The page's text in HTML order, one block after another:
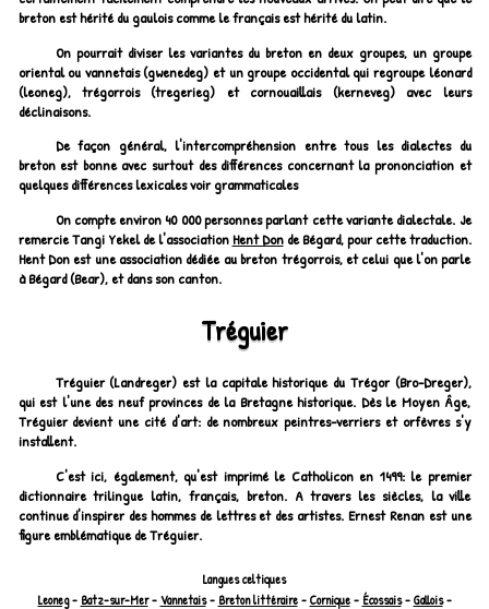
breton est hérité du gaulois comme le français est hérité du latin.
On pourrait diviser les variantes du breton en deux groupes, un groupe
oriental ou vannetais (gwenedeg) et un groupe occidental qui regroupe léonard
(leoneg), trégorrois (tregerieg) et cornouaillais (kerneveg) avec leurs
déclinaisons.
De façon général, l'intercompréhension entre tous les dialectes du
breton est bonne avec surtout des différences concernant la prononciation et
quelques différences lexicales voir grammaticales
On compte environ 40 000 personnes parlant cette variante dialectale. Je
remercie Tangi Yekel de l'associationHent Donde Bégard, pour cette traduction.
Hent Don est une association dédiée au breton trégorrois, et celui que l'on parle
à Bégard (Bear), et dans son canton.
Tréguier
Tréguier (Landreger) est la capitale historique du Trégor (Bro-Dreger),
qui est l'une des neuf provinces de la Bretagne historique. Dès le Moyen Âge,
Tréguier devient une cité d'art: de nombreux peintres-verriers et orfèvres s'y
installent.
C'est ici, également, qu'est imprimé le Catholicon en 1499: le premier
dictionnaire trilingue latin, français, breton. A travers les siècles, la ville
continue d'inspirer des hommes de lettres et des artistes. Ernest Renan est une
figure emblématique de Tréguier.
Langues celtiques
Leoneg- Batz-sur-Mer-Vannetais- Breton littéraire-Cornique- Écossais-Gallois-